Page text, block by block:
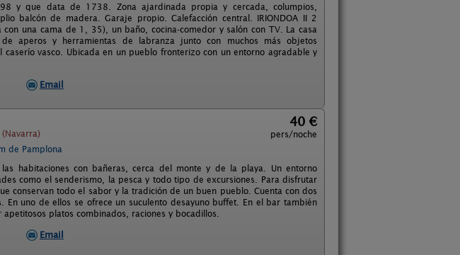
y que data de 1738. Zona ajardinada propia y cercada, columpios,
balcón de madera. Garaje propio. Calefacción central. IRIONDOA II 2
una cama de 1, 35), un baño, cocina-comedor y salón con TV. La casa
aperos y herramientas de labranza junto con muchos más objetos
vasco. Ubicada en un pueblo fronterizo con un entorno agradable y
Email
40 €
pers/noche
de Pamplona
habitaciones con bañeras, cerca del monte y de la playa. Un entorno
como el senderismo, la pesca y todo tipo de excursiones. Para disfrutar
conservan todo el sabor y la tradición de un buen pueblo. Cuenta con dos
uno de ellos se ofrece un suculento desayuno buffet. En el bar también
platos combinados, raciones y bocadillos.
Email